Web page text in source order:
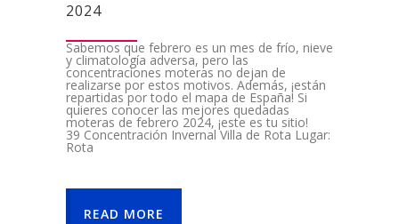
2024
Sabemos que febrero es un mes de frío, nieve
y climatología adversa, pero las
concentraciones moteras no dejan de
realizarse por estos motivos. Además, ¡están
repartidas por todo el mapa de España! Si
quieres conocer las mejores quedadas
moteras de febrero 2024, ¡este es tu sitio!
39 Concentración Invernal Villa de Rota Lugar:
Rota
READ MORE